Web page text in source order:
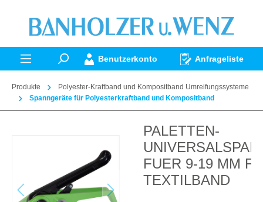
springen
Benutzerkonto Anfrageliste
Produkte
Polyester-Kraftband und Kompositband Umreifungssysteme
Spanngeräte für Polyesterkraftband und Kompositband
PALETTEN-
FUER 9-19 MM
TEXTILBAND